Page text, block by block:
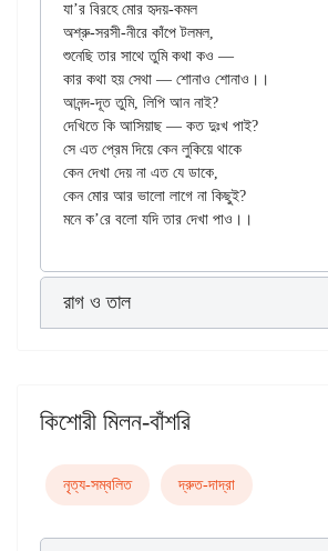
যা’র বিরহে মোর হৃদয়-কমল
অশ্রু-সরসী-নীরে কাঁপে টলমল,
শুনেছি তার সাথে তুমি কথা কও —
কার কথা হয় সেথা — শোনাও শোনাও।।
আনন্দ-দূত তুমি, লিপি আন নাই?
দেখিতে কি আসিয়াছ — কত দুঃখ পাই?
সে এত প্রেম দিয়ে কেন লুকিয়ে থাকে
কেন দেখা দেয় না এত যে ডাকে,
কেন মোর আর ভালো লাগে না কিছুই?
রাগ ও তাল
কিশোরী মিলন-বাঁশরি
নৃত্য-সম্বলিত দ্রুত-দাদ্‌রা